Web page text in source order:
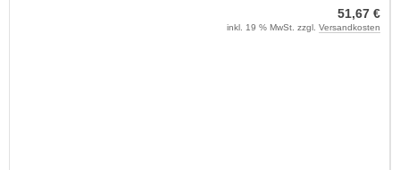
51,67 €
inkl. 19 % MwSt. zzgl. Versandkosten